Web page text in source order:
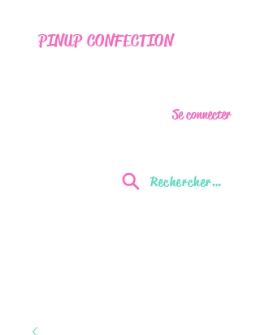
PINUP CONFECTION
Se connecter
Rechercher...